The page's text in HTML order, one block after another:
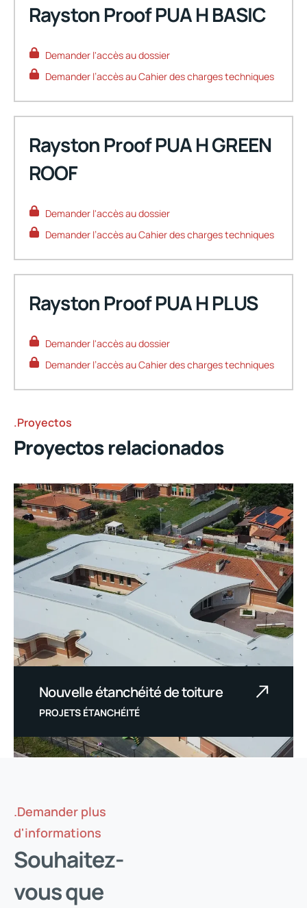
Rayston Proof PUA H BASIC
Demander l'accès au dossier
Demander l’accès au Cahier des charges techniques
Rayston Proof PUA H GREEN
ROOF
Demander l'accès au dossier
Demander l’accès au Cahier des charges techniques
Rayston Proof PUA H PLUS
Demander l'accès au dossier
Demander l’accès au Cahier des charges techniques
.Proyectos
Proyectos relacionados
Nouvelle étanchéité de toiture
PROJETS ÉTANCHÉITÉ
.Demander plus
d'informations
Souhaitez-
vous que
Demandez votre accès
Saisissez votre adresse e-mail et vérifiez qu'il s'agit bien
de vous pour télécharger les documents protégés pour
ENVOYER LE CODE
RETOUR AU DOSSIER